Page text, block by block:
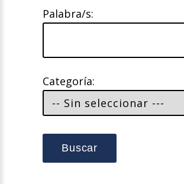
Palabra/s:
Categoría:
Buscar